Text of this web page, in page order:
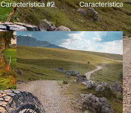
Característica #2 Característica